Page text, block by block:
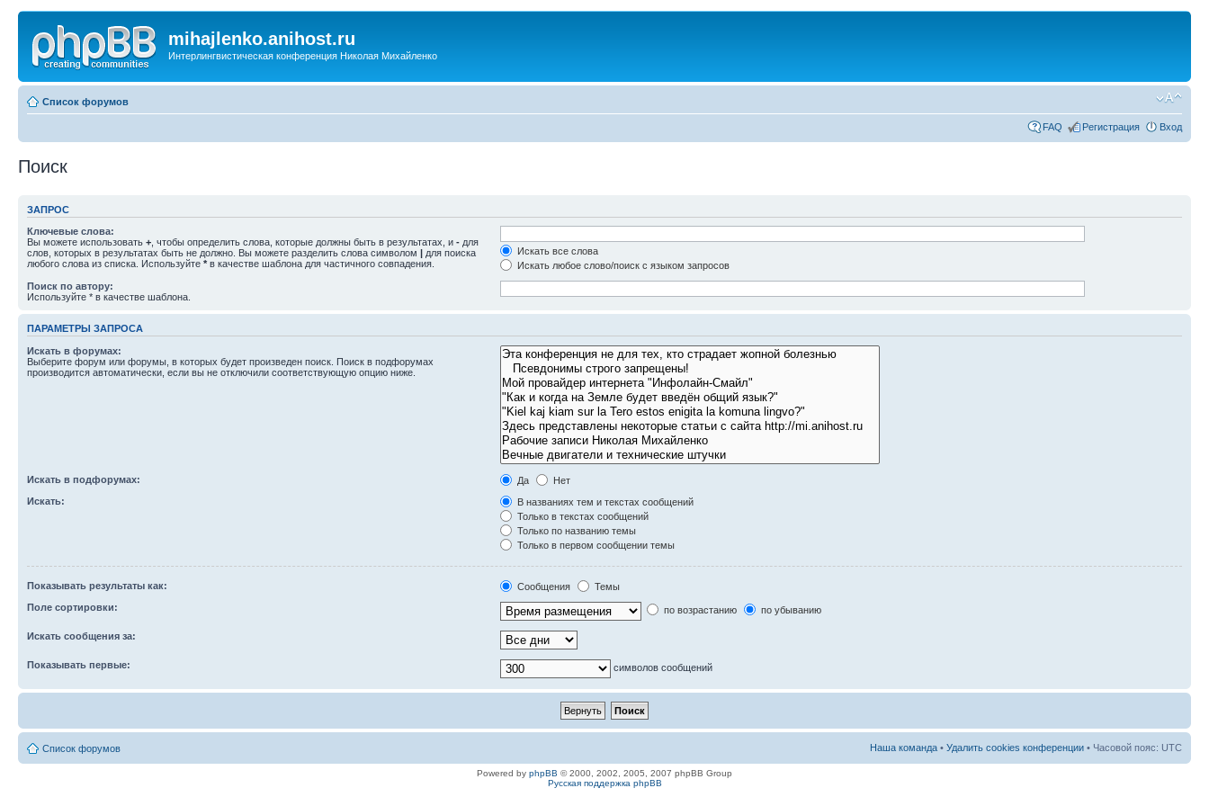
mihajlenko.anihost.ru
Интерлингвистическая конференция Николая Михайленко
Список форумов
FAQ Регистрация Вход
Поиск
ЗАПРОС
Ключевые слова:
Вы можете использовать + , чтобы определить слова, которые должны быть в результатах, и - для
слов, которых в результатах быть не должно. Вы можете разделить слова символом | для поиска
любого слова из списка. Используйте * в качестве шаблона для частичного совпадения.
Искать все слова
Искать любое слово/поиск с языком запросов
Поиск по автору:
Используйте * в качестве шаблона.
ПАРАМЕТРЫ ЗАПРОСА
Искать в форумах:
Выберите форум или форумы, в которых будет произведен поиск. Поиск в подфорумах
производится автоматически, если вы не отключили соответствующую опцию ниже.
Искать в подфорумах: Да
Нет
Искать:
В названиях тем и текстах сообщений
Только в текстах сообщений
Только по названию темы
Только в первом сообщении темы
Показывать результаты как: Сообщения
Темы
Поле сортировки:
по возрастанию по убыванию
Искать сообщения за:
Показывать первые: символов сообщений
Список форумов Наша команда • Удалить cookies конференции • Часовой пояс: UTC
Powered by phpBB © 2000, 2002, 2005, 2007 phpBB Group
Русская поддержка phpBB